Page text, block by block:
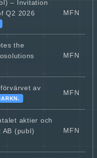
– Invitation
Q2 2026
MFN
the
MFN
av
MFN
aktier och
AB (publ)
MFN